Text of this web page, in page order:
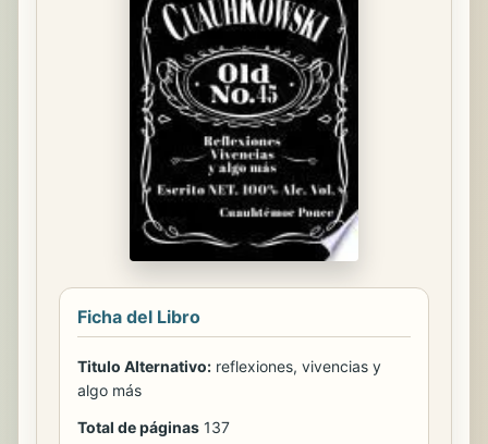
Ficha del Libro
Titulo Alternativo: reflexiones, vivencias y
algo más
Total de páginas 137